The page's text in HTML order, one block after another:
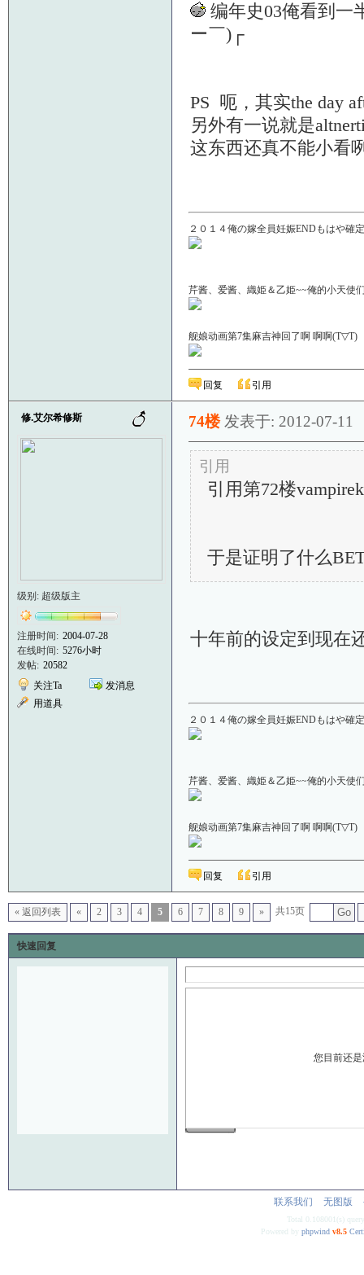
编年史03俺看到一
ー￣)┌
PS 呃，其实the day
另外有一说就是
这东西还真不能小看
２０１４俺の嫁全員妊娠ENDもはや確
芹酱、爱酱、織姫＆乙姫~~俺的小天使
舰娘动画第7集麻吉神回了啊 啊啊
回复 引用
修.艾尔希修斯
级别: 超级版主
注册时间: 2004-07-28
在线时间: 5276小时
发帖: 20582
关注Ta
发消息
用道具
74楼 发表于: 2012-07-11
引用
引用第72楼
于是证明了什么
十年前的设定到现在
２０１４俺の嫁全員妊娠ENDもはや確
芹酱、爱酱、織姫＆乙姫~~俺的小天使
舰娘动画第7集麻吉神回了啊 啊啊
回复 引用
« 返回列表 « 2 3 4 5 6 7 8 9 » 共15页 Go
快速回复
您目前还
联系我们 无图版
Total 0.108001(s)
Powered byphpwind v8.5